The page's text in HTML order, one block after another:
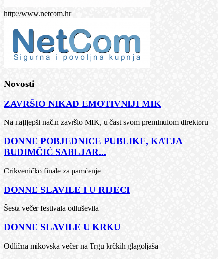
http://www.netcom.hr
Novosti
ZAVRŠIO NIKAD EMOTIVNIJI MIK
Na najljepši način završio MIK, u čast svom preminulom direktoru
DONNE POBJEDNICE PUBLIKE, KATJA
BUDIMČIĆ SABLJAR...
Crikveničko finale za pamćenje
DONNE SLAVILE I U RIJECI
Šesta večer festivala odluševila
DONNE SLAVILE U KRKU
Odlična mikovska večer na Trgu krčkih glagoljaša